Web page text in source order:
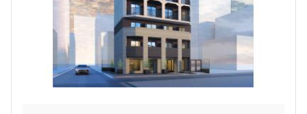
管理費/共益費含む
敷金なし
礼金１ヶ月以下
フリーレント付き